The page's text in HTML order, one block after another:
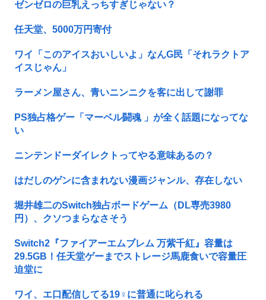
ゼンゼロの巨乳えっちすぎじゃない？
任天堂、5000万円寄付
ワイ「このアイスおいしいよ」なんG民「それラクトア
イスじゃん」
ラーメン屋さん、青いニンニクを客に出して謝罪
PS独占格ゲー「マーベル闘魂 」が全く話題になってな
い
ニンテンドーダイレクトってやる意味あるの？
はだしのゲンに含まれない漫画ジャンル、存在しない
堀井雄二のSwitch独占ボードゲーム（DL専売3980
円）、クソつまらなさそう
Switch2『ファイアーエムブレム 万紫千紅』容量は
29.5GB！任天堂ゲーまでストレージ馬鹿食いで容量圧
迫堂に
ワイ、エ口配信してる19♀に普通に叱られる